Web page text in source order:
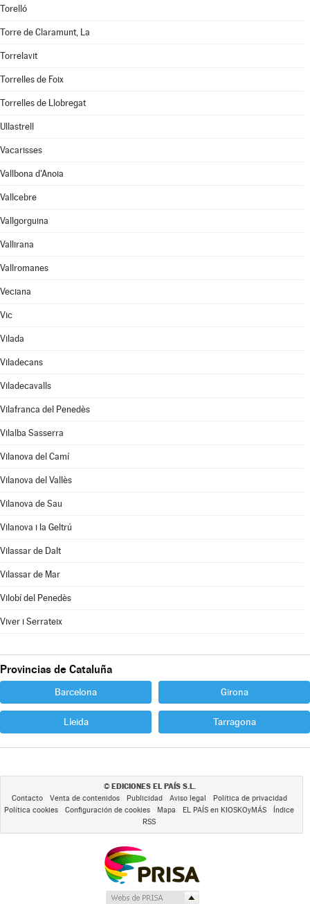
Torelló
Torre de Claramunt, La
Torrelavit
Torrelles de Foix
Torrelles de Llobregat
Ullastrell
Vacarisses
Vallbona d'Anoia
Vallcebre
Vallgorguina
Vallirana
Vallromanes
Veciana
Vic
Vilada
Viladecans
Viladecavalls
Vilafranca del Penedès
Vilalba Sasserra
Vilanova del Camí
Vilanova del Vallès
Vilanova de Sau
Vilanova i la Geltrú
Vilassar de Dalt
Vilassar de Mar
Vilobí del Penedès
Viver i Serrateix
Provincias de Cataluña
Barcelona Girona
Lleida Tarragona
© EDICIONES EL PAÍS S.L.
Contacto Venta de contenidos Publicidad Aviso legal
Política de privacidad
Política cookies
Configuración de cookies Mapa EL PAÍS en KIOSKOyMÁS
Índice
RSS